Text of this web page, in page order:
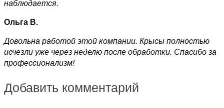
наблюдается.
Ольга В.
Довольна работой этой компании. Крысы полностью
исчезли уже через неделю после обработки. Спасибо за
профессионализм!
Добавить комментарий